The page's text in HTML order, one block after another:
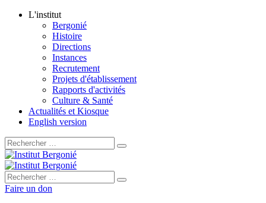
L'institut
Bergonié
Histoire
Directions
Instances
Recrutement
Projets d'établissement
Rapports d'activités
Culture & Santé
Actualités et Kiosque
English version
Rechercher :
Rechercher :
Faire un don